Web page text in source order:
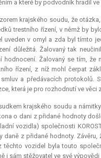
a které by podvodník hradil
krajského soudu, že
trestního řízení, v němž by
uveden v omyl a zda byl tímto
důležitá. Žalovaný tak
hodnocení. Žalovaný se tím,
řízení, z níž mohl čerpat
a předávacích
která je pro rozhodnutí ve věci
krajského soudu a
o dani z přidané hodnoty
vozidla) společnosti
z přidané hodnoty.
těchto vozidel byla touto
i sám stěžovatel ve své